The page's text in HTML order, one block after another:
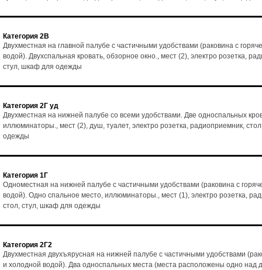
Категория 2В
Двухместная на главной палубе с частичными удобствами (раковина с
водой). Двухспальная кровать, обзорное окно., мест (2), электро розетка,
стул, шкаф для одежды
Категория 2Г уд
Двухместная на нижней палубе со всеми удобствами. Две односпальных
иллюминаторы., мест (2), душ, туалет, электро розетка, радиоприемник,
одежды
Категория 1Г
Одноместная на нижней палубе с частичными удобствами (раковина с
водой). Одно спальное место, иллюминаторы., мест (1), электро розетка,
стол, стул, шкаф для одежды
Категория 2Г2
Двухместная двухъярусная на нижней палубе с частичными удобствами
и холодной водой). Два односпальных места (места расположены одно над